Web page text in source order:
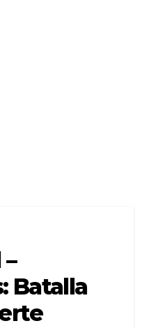
Batalla